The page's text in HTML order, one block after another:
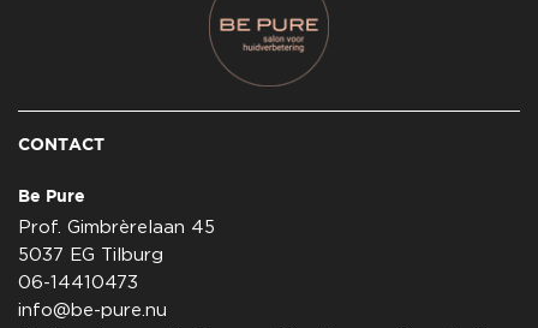
CONTACT
Be Pure
Prof. Gimbrèrelaan 45
5037 EG Tilburg
06-14410473
info@be-pure.nu